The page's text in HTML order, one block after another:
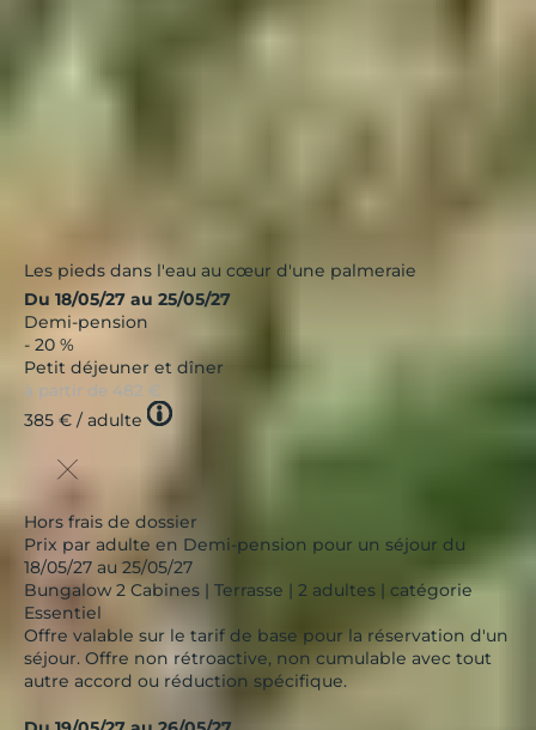
Les pieds dans l'eau au cœur d'une palmeraie
Du 18/05/27 au 25/05/27
Demi-pension
- 20 %
Petit déjeuner et dîner
à partir de 482 €
385 € / adulte Tooltip
icon
Hors frais de dossier
Prix par adulte en Demi-pension pour un séjour du
18/05/27 au 25/05/27
Bungalow 2 Cabines | Terrasse | 2 adultes | catégorie
Essentiel
Offre valable sur le tarif de base pour la réservation d'un
séjour. Offre non rétroactive, non cumulable avec tout
autre accord ou réduction spécifique.